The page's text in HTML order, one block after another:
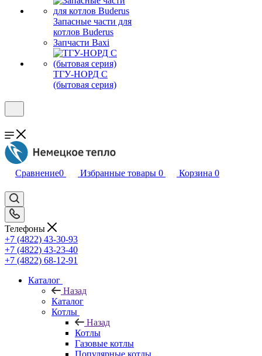
Запасные части для
котлов Buderus
Запчасти Baxi
ТГУ-НОРД С
(бытовая серия)
Сравнение0 Избранные товары 0 Корзина 0
Телефоны
+7 (4822) 43-30-93
+7 (4822) 43-23-40
+7 (4822) 68-12-91
Каталог
Назад
Каталог
Котлы
Назад
Котлы
Газовые котлы
Популярные котлы